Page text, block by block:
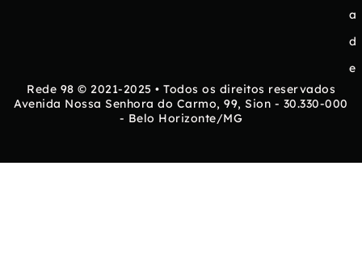
a
d
e
Rede 98 © 2021-2025 • Todos os direitos reservados
Avenida Nossa Senhora do Carmo, 99, Sion - 30.330-000
- Belo Horizonte/MG